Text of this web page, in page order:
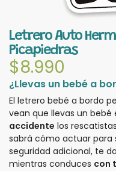
Letrero Auto
Picapiedras
$8.990
¿Llevas un bebé a
El letrero bebé a bordo
vean que llevas un
accidente los
sabrá cómo actuar para
seguridad adicional, te
mientras conduces con